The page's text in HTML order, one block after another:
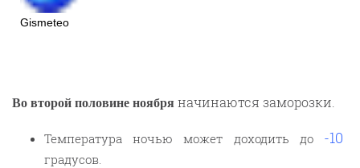
Gismeteo
Во второй половине ноября начинаются заморозки.
Температура ночью может доходить до -10
градусов.